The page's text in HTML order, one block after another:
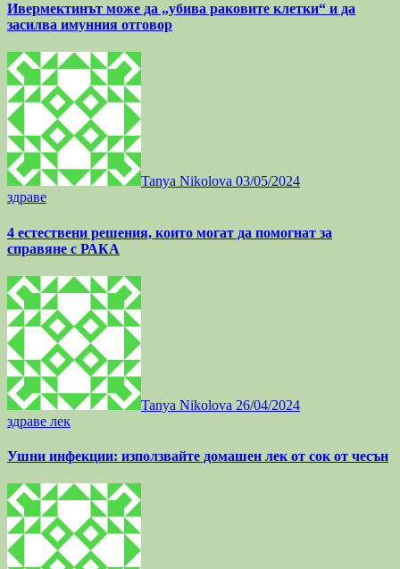
Ивермектинът може да „убива раковите клетки“ и да
засилва имунния отговор
Tanya Nikolova 03/05/2024
здраве
4 естествени решения, които могат да помогнат за
справяне с РАКА
Tanya Nikolova 26/04/2024
здраве лек
Ушни инфекции: използвайте домашен лек от сок от чесън